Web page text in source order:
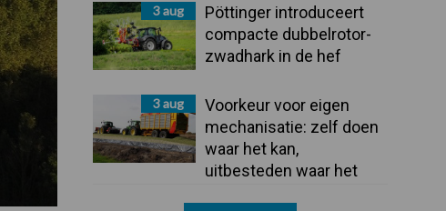
3 aug
Pöttinger introduceert
compacte dubbelrotor-
zwadhark in de hef
3 aug
Voorkeur voor eigen
mechanisatie: zelf doen
waar het kan,
uitbesteden waar het